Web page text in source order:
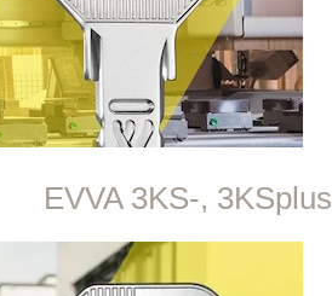
EVVA 3KS-, 3KSplus